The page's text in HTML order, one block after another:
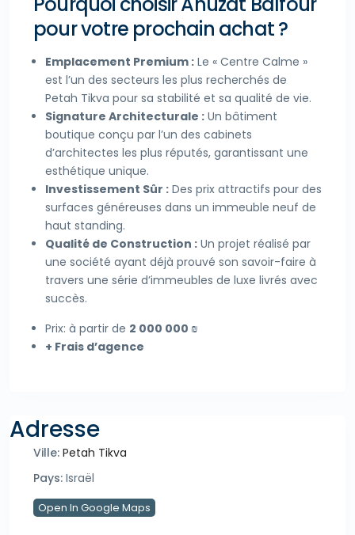
pour votre prochain achat ?
Emplacement Premium : Le « Centre Calme »
est l’un des secteurs les plus recherchés de
Petah Tikva pour sa stabilité et sa qualité de vie.
Signature Architecturale : Un bâtiment
boutique conçu par l’un des cabinets
d’architectes les plus réputés, garantissant une
esthétique unique.
Investissement Sûr : Des prix attractifs pour des
surfaces généreuses dans un immeuble neuf de
haut standing.
Qualité de Construction : Un projet réalisé par
une société ayant déjà prouvé son savoir-faire à
travers une série d’immeubles de luxe livrés avec
succès.
Prix: à partir de 2 000 000 ₪
+ Frais d’agence
Adresse
Ville: Petah Tikva
Pays: Israël
Open In Google Maps